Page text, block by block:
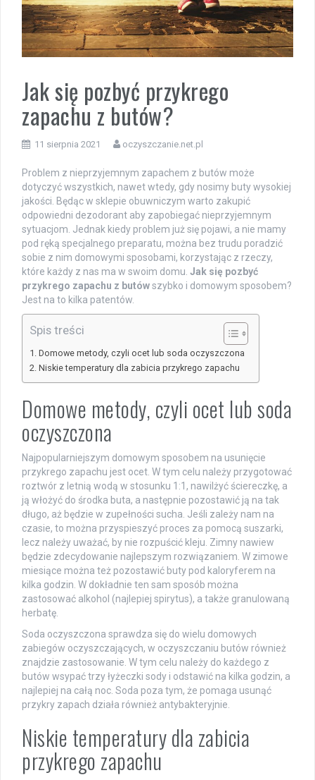
Jak się pozbyć przykrego
zapachu z butów?
11 sierpnia 2021 oczyszczanie.net.pl
Problem z nieprzyjemnym zapachem z butów może
dotyczyć wszystkich, nawet wtedy, gdy nosimy buty wysokiej
jakości. Będąc w sklepie obuwniczym warto zakupić
odpowiedni dezodorant aby zapobiegać nieprzyjemnym
sytuacjom. Jednak kiedy problem już się pojawi, a nie mamy
pod ręką specjalnego preparatu, można bez trudu poradzić
sobie z nim domowymi sposobami, korzystając z rzeczy,
które każdy z nas ma w swoim domu. Jak się pozbyć
przykrego zapachu z butówszybko i domowym sposobem?
Jest na to kilka patentów.
Spis treści
Domowe metody, czyli ocet lub soda oczyszczona
Niskie temperatury dla zabicia przykrego zapachu
Domowe metody, czyli ocet lub soda
oczyszczona
Najpopularniejszym domowym sposobem na usunięcie
przykrego zapachu jest ocet. W tym celu należy przygotować
roztwór z letnią wodą w stosunku 1:1, nawilżyć ściereczkę, a
ją włożyć do środka buta, a następnie pozostawić ją na tak
długo, aż będzie w zupełności sucha. Jeśli zależy nam na
czasie, to można przyspieszyć proces za pomocą suszarki,
lecz należy uważać, by nie rozpuścić kleju. Zimny nawiew
będzie zdecydowanie najlepszym rozwiązaniem. W zimowe
miesiące można też pozostawić buty pod kaloryferem na
kilka godzin. W dokładnie ten sam sposób można
zastosować alkohol (najlepiej spirytus), a także granulowaną
herbatę.
Soda oczyszczona sprawdza się do wielu domowych
zabiegów oczyszczających, w oczyszczaniu butów również
znajdzie zastosowanie. W tym celu należy do każdego z
butów wsypać trzy łyżeczki sody i odstawić na kilka godzin, a
najlepiej na całą noc. Soda poza tym, że pomaga usunąć
przykry zapach działa również antybakteryjnie.
Niskie temperatury dla zabicia
przykrego zapachu